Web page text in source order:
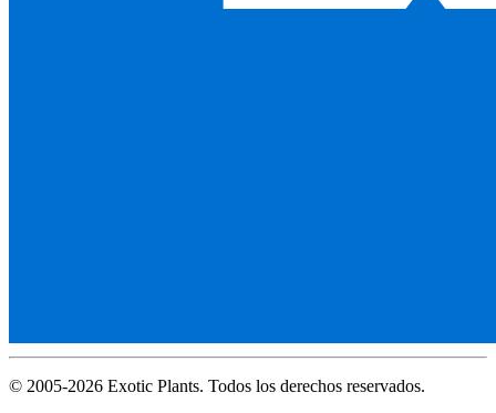
© 2005-2026 Exotic Plants. Todos los derechos reservados.